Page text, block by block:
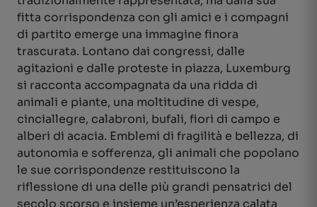
fitta corrispondenza con gli amici e i compagni
di partito emerge una immagine finora
trascurata. Lontano dai congressi, dalle
agitazioni e dalle proteste in piazza, Luxemburg
si racconta accompagnata da una ridda di
animali e piante, una moltitudine di vespe,
cinciallegre, calabroni, bufali, fiori di campo e
alberi di acacia. Emblemi di fragilità e bellezza, di
autonomia e sofferenza, gli animali che popolano
le sue corrispondenze restituiscono la
riflessione di una delle più grandi pensatrici del
secolo scorso e insieme un’esperienza calata